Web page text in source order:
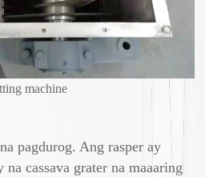
machine
pagdurog. Ang rasper ay
na cassava grater na maaaring